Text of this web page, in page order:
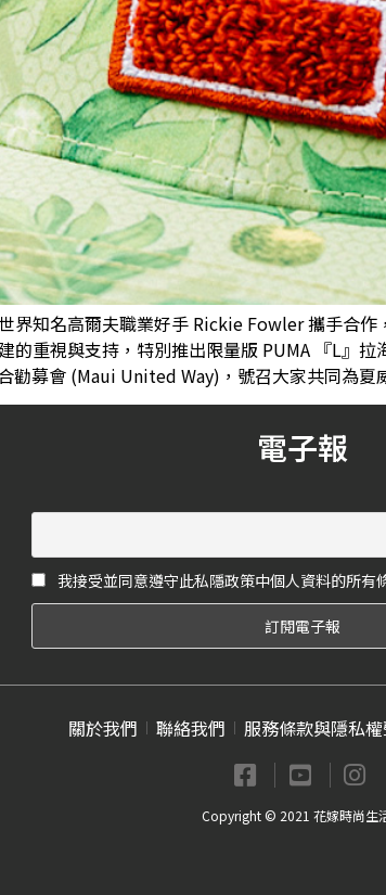
界知名高爾夫職業好手 Rickie Fowler 攜手合
的重視與支持，特別推出限量版 PUMA 『L』
勸募會 (Maui United Way)，號召大家共同為夏
電子報
我接受並同意遵守此私隱政策中個人資料的所有
關於我們 聯絡我們 服務條款與隱私
Copyright © 2021 花嫁時尚生